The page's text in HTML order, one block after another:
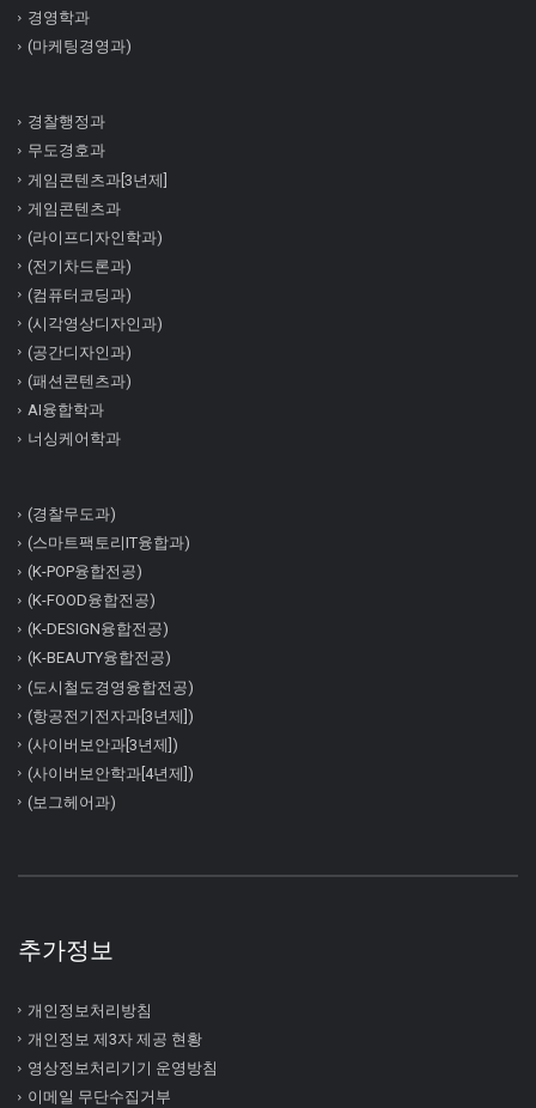
경영학과
(마케팅경영과)
경찰행정과
무도경호과
게임콘텐츠과[3년제]
게임콘텐츠과
(라이프디자인학과)
(전기차드론과)
(컴퓨터코딩과)
(시각영상디자인과)
(공간디자인과)
(패션콘텐츠과)
AI융합학과
너싱케어학과
(경찰무도과)
(스마트팩토리IT융합과)
(K-POP융합전공)
(K-FOOD융합전공)
(K-DESIGN융합전공)
(K-BEAUTY융합전공)
(도시철도경영융합전공)
(항공전기전자과[3년제])
(사이버보안과[3년제])
(사이버보안학과[4년제])
(보그헤어과)
추가정보
개인정보처리방침
개인정보 제3자 제공 현황
영상정보처리기기 운영방침
이메일 무단수집거부